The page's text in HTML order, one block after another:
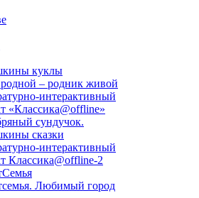
куклы
– родник живой
интерактивный
«Классика@offline»
сундучок.
сказки
интерактивный
Классика@offline-2
Любимый город